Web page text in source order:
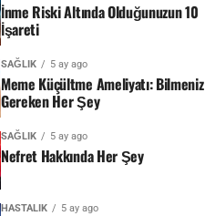
İnme Riski Altında Olduğunuzun 10
İşareti
SAĞLIK 5 ay ago
Meme Küçültme Ameliyatı: Bilmeniz
Gereken Her Şey
SAĞLIK 5 ay ago
Nefret Hakkında Her Şey
HASTALIK 5 ay ago